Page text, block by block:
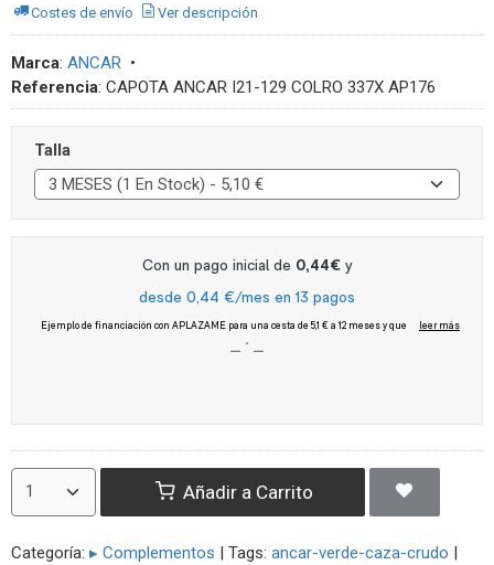
Costes de envío Ver descripción
Marca: ANCAR •
Referencia: CAPOTA ANCAR I21-129 COLRO 337X AP176
Talla
Añadir a Carrito
Categoría: ▸ Complementos | Tags: ancar-verde-caza-crudo |